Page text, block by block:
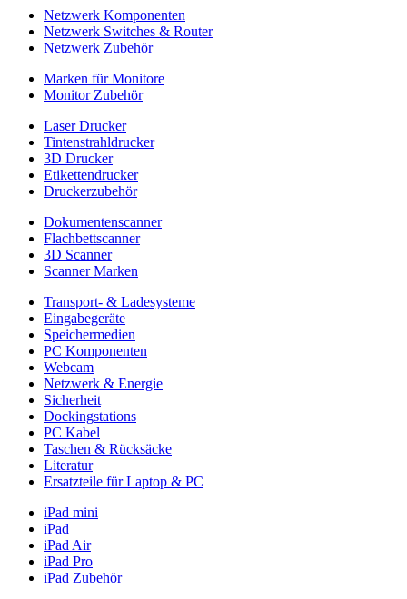
Netzwerk Komponenten
Netzwerk Switches & Router
Netzwerk Zubehör
Marken für Monitore
Monitor Zubehör
Laser Drucker
Tintenstrahldrucker
3D Drucker
Etikettendrucker
Druckerzubehör
Dokumentenscanner
Flachbettscanner
3D Scanner
Scanner Marken
Transport- & Ladesysteme
Eingabegeräte
Speichermedien
PC Komponenten
Webcam
Netzwerk & Energie
Sicherheit
Dockingstations
PC Kabel
Taschen & Rücksäcke
Literatur
Ersatzteile für Laptop & PC
iPad mini
iPad
iPad Air
iPad Pro
iPad Zubehör